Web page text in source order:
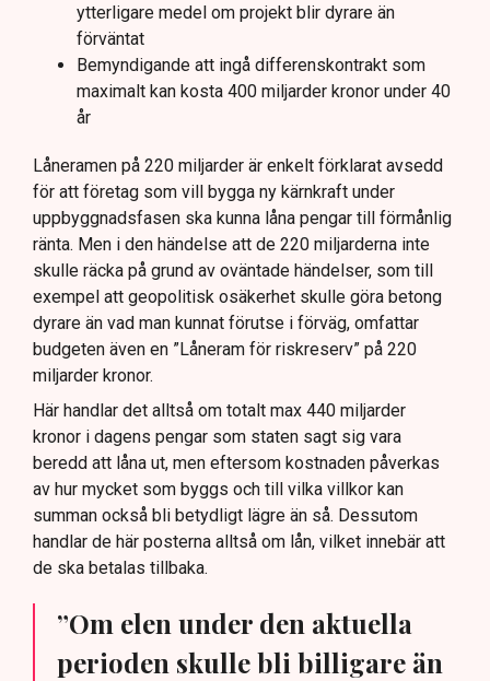
ytterligare medel om projekt blir dyrare än
förväntat
Bemyndigande att ingå differenskontrakt som
maximalt kan kosta 400 miljarder kronor under 40
år
Låneramen på 220 miljarder är enkelt förklarat avsedd
för att företag som vill bygga ny kärnkraft under
uppbyggnadsfasen ska kunna låna pengar till förmånlig
ränta. Men i den händelse att de 220 miljarderna inte
skulle räcka på grund av oväntade händelser, som till
exempel att geopolitisk osäkerhet skulle göra betong
dyrare än vad man kunnat förutse i förväg, omfattar
budgeten även en ”Låneram för riskreserv” på 220
miljarder kronor.
Här handlar det alltså om totalt max 440 miljarder
kronor i dagens pengar som staten sagt sig vara
beredd att låna ut, men eftersom kostnaden påverkas
av hur mycket som byggs och till vilka villkor kan
summan också bli betydligt lägre än så. Dessutom
handlar de här posterna alltså om lån, vilket innebär att
de ska betalas tillbaka.
”Om elen under den aktuella
perioden skulle bli billigare än